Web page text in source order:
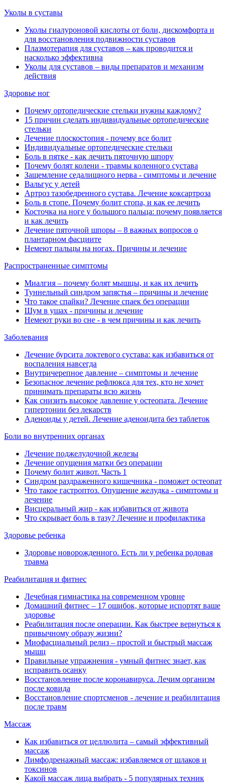
Уколы в суставы
Уколы гиалуроновой кислоты от боли, дискомфорта и
для восстановления подвижности суставов
Плазмотерапия для суставов ‒ как проводится и
насколько эффективна
Уколы для суставов ‒ виды препаратов и механизм
действия
Здоровье ног
Почему ортопедические стельки нужны каждому?
15 причин сделать индивидуальные ортопедические
стельки
Лечение плоскостопия - почему все болит
Индивидуальные ортопедические стельки
Боль в пятке - как лечить пяточную шпору
Почему болят колени - травмы коленного сустава
Защемление седалищного нерва - симптомы и лечение
Вальгус у детей
Артроз тазобедренного сустава. Лечение коксартроза
Боль в стопе. Почему болит стопа, и как ее лечить
Косточка на ноге у большого пальца: почему появляется
и как лечить
Лечение пяточной шпоры – 8 важных вопросов о
плантарном фасциите
Немеют пальцы на ногах. Причины и лечение
Распространенные симптомы
Миалгия ‒ почему болят мышцы, и как их лечить
Туннельный синдром запястья ‒ причины и лечение
Что такое спайки? Лечение спаек без операции
Шум в ушах - причины и лечение
Немеют руки во сне - в чем причины и как лечить
Заболевания
Лечение бурсита локтевого сустава: как избавиться от
воспаления навсегда
Внутричерепное давление ‒ симптомы и лечение
Безопасное лечение рефлюкса для тех, кто не хочет
принимать препараты всю жизнь
Как снизить высокое давление у остеопата. Лечение
гипертонии без лекарств
Аденоиды у детей. Лечение аденоидита без таблеток
Боли во внутренних органах
Лечение поджелудочной железы
Лечение опущения матки без операции
Почему болит живот. Часть 1
Синдром раздраженного кишечника - поможет остеопат
Что такое гастроптоз. Опущение желудка - симптомы и
лечение
Висцеральный жир - как избавиться от живота
Что скрывает боль в тазу? Лечение и профилактика
Здоровье ребенка
Здоровье новорожденного. Есть ли у ребенка родовая
травма
Реабилитация и фитнес
Лечебная гимнастика на современном уровне
Домашний фитнес ‒ 17 ошибок, которые испортят ваше
здоровье
Реабилитация после операции. Как быстрее вернуться к
привычному образу жизни?
Миофасциальный релиз ‒ простой и быстрый массаж
мышц
Правильные упражнения - умный фитнес знает, как
исправить осанку
Восстановление после коронавируса. Лечим организм
после ковида
Восстановление спортсменов - лечение и реабилитация
после травм
Массаж
Как избавиться от целлюлита ‒ самый эффективный
массаж
Лимфодренажный массаж: избавляемся от шлаков и
токсинов
Какой массаж лица выбрать - 5 популярных техник